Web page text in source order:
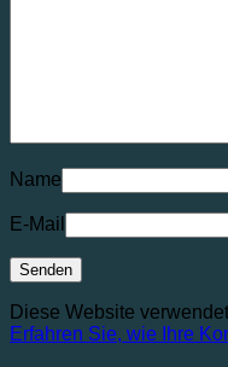
Name
E-Mail
Diese Website
Erfahren Sie, wie Ihre